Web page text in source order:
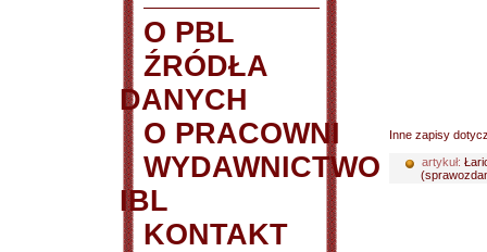
O PBL
ŹRÓDŁA
DANYCH
O PRACOWNI
WYDAWNICTWO
IBL
KONTAKT
Inne zapisy
artykuł: